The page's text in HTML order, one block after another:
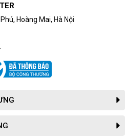
Hoàng Mai, Hà Nội